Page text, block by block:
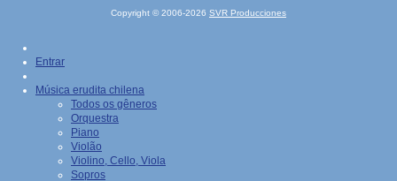
Copyright © 2006-2026 SVR Producciones
Entrar
Música erudita chilena
Todos os gêneros
Orquestra
Piano
Violão
Violino, Cello, Viola
Sopros